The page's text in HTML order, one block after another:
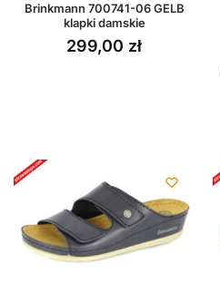
Brinkmann 700741-06 GELB
klapki damskie
299,00 zł